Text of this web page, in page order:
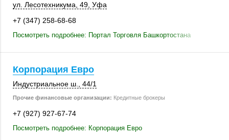
ул. Лесотехникума, 49, Уфа
+7 (347) 258-68-68
Посмотреть подробнее: Портал Торговля Башкортостана
Корпорация Евро
Индустриальное ш. 44/1
Прочие финансовые организации: Кредитные брокеры
+7 (927) 927-67-74
Посмотреть подробнее: Корпорация Евро